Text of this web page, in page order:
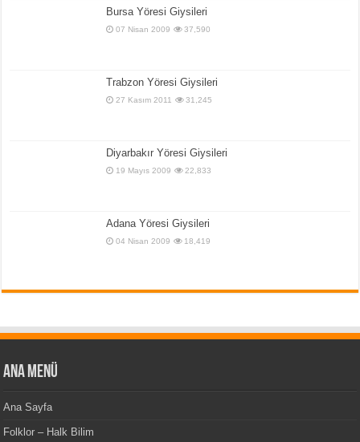
Bursa Yöresi Giysileri
07 Nisan 2009 37,590
Trabzon Yöresi Giysileri
27 Kasım 2011 31,245
Diyarbakır Yöresi Giysileri
19 Mayıs 2009 22,833
Adana Yöresi Giysileri
04 Nisan 2009 18,419
Ana Menü
Ana Sayfa
Folklor – Halk Bilim